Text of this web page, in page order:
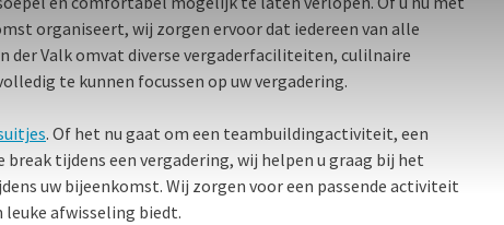
organiseert, wij zorgen ervoor dat iedereen van alle
der Valk omvat diverse vergaderfaciliteiten, culilnaire
te kunnen focussen op uw vergadering.
. Of het nu gaat om een teambuildingactiviteit, een
tijdens een vergadering, wij helpen u graag bij het
uw bijeenkomst. Wij zorgen voor een passende activiteit
afwisseling biedt.